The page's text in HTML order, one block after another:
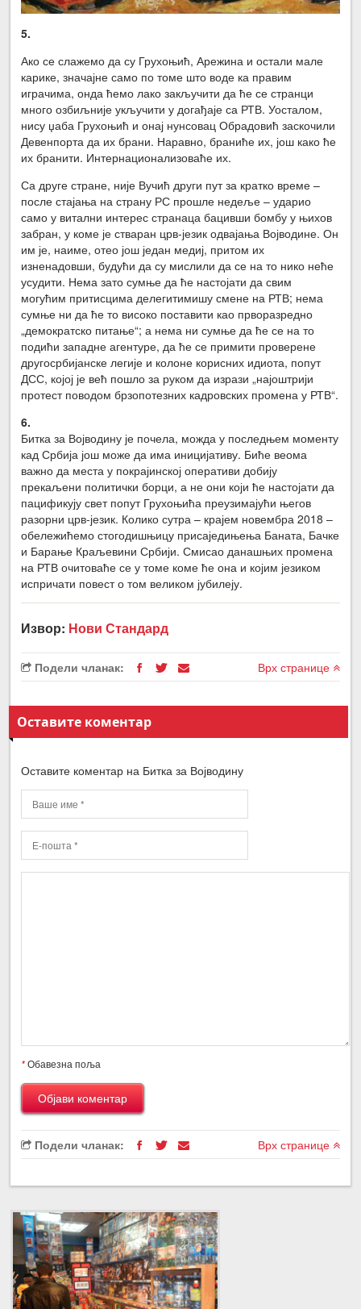
5.
Ако се слажемо да су Грухоњић, Арежина и остали мале
карике, значајне само по томе што воде ка правим
играчима, онда ћемо лако закључити да ће се странци
много озбиљније укључити у догађаје са РТВ. Уосталом,
нису џаба Грухоњић и онај нунсовац Обрадовић заскочили
Девенпорта да их брани. Наравно, браниће их, још како ће
их бранити. Интернационализоваће их.
Са друге стране, није Вучић други пут за кратко време –
после стајања на страну РС прошле недеље – ударио
само у витални интерес странаца бацивши бомбу у њихов
забран, у коме је стваран црв-језик одвајања Војводине. Он
им је, наиме, отео још један медиј, притом их
изненадовши, будући да су мислили да се на то нико неће
усудити. Нема зато сумње да ће настојати да свим
могућим притисцима делегитимишу смене на РТВ; нема
сумње ни да ће то високо поставити као прворазредно
„демократско питање“; а нема ни сумње да ће се на то
подићи западне агентуре, да ће се примити проверене
другосрбијанске легије и колоне корисних идиота, попут
ДСС, којој је већ пошло за руком да изрази „најоштрији
протест поводом брзопотезних кадровских промена у РТВ“.
6.
Битка за Војводину је почела, можда у последњем моменту
кад Србија још може да има иницијативу. Биће веома
важно да места у покрајинској оперативи добију
прекаљени политички борци, а не они који ће настојати да
пацификују свет попут Грухоњића преузимајући његов
разорни црв-језик. Колико сутра – крајем новембра 2018 –
обележићемо стогодишњицу присаједињења Баната, Бачке
и Барање Краљевини Србији. Смисао данашњих промена
на РТВ очитоваће се у томе коме ће она и којим језиком
испричати повест о том великом јубилеју.
Извор: Нови Стандард
Подели чланак: Врх странице
Оставите коментар
Оставите коментар на Битка за Војводину
*Обавезна поља
Подели чланак: Врх странице